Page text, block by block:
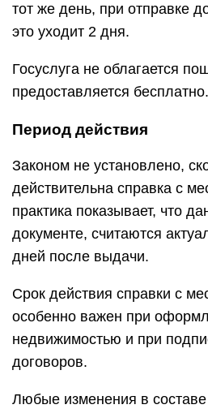
тот же день, при отправке
это уходит 2 дня.
Госуслуга не облагается
предоставляется бесплатно.
Период действия
Законом не установлено,
действительна справка с
практика показывает, что
документе, считаются
дней после выдачи.
Срок действия справки с
особенно важен при
недвижимостью и при
договоров.
Любые изменения в